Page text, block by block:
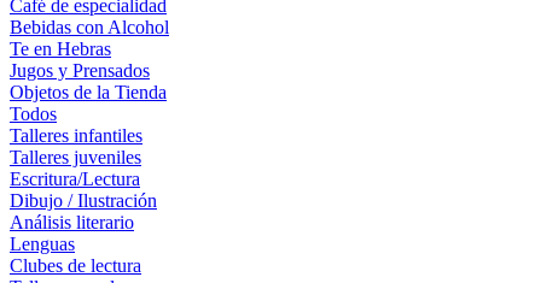
Café de especialidad
Bebidas con Alcohol
Te en Hebras
Jugos y Prensados
Objetos de la Tienda
Todos
Talleres infantiles
Talleres juveniles
Escritura/Lectura
Dibujo / Ilustración
Análisis literario
Lenguas
Clubes de lectura